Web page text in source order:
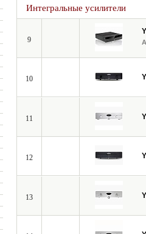
Интегральные усилители
9
10
11
12
13